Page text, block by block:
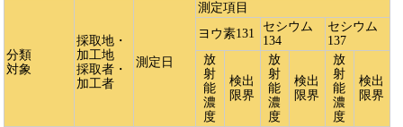
分類
対象
採取地・
加工地
採取者・
加工者
測定日
測定項目
ヨウ素131
セシウム
134
セシウム
137
放
射
能
濃
度
検出
限界
放
射
能
濃
度
検出
限界
放
射
能
濃
度
検出
限界